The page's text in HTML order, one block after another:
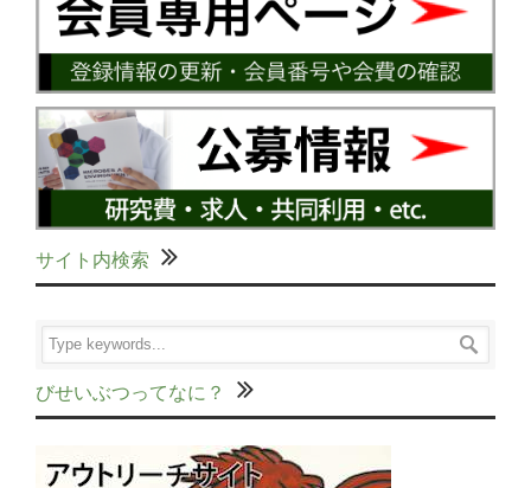
サイト内検索
びせいぶつってなに？